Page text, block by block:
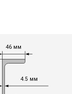
46 мм
4.5 мм